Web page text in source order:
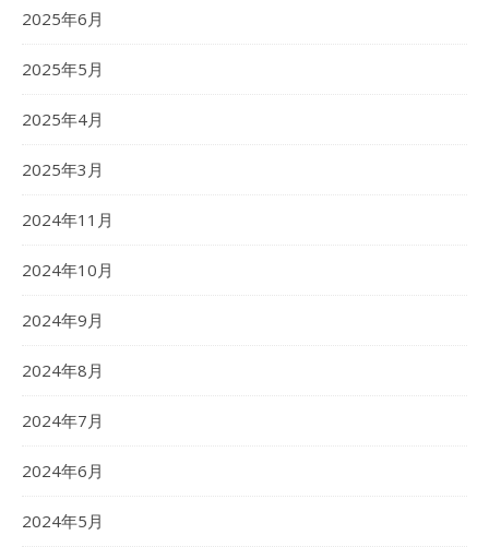
2025年6月
2025年5月
2025年4月
2025年3月
2024年11月
2024年10月
2024年9月
2024年8月
2024年7月
2024年6月
2024年5月